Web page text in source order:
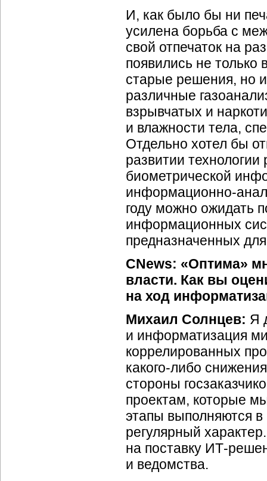
И, как было бы ни
усилена борьба с
свой отпечаток на
появились не только
старые решения, но
различные
взрывчатых и
и влажности тела,
Отдельно хотел бы
развитии
биометрической
информационно-
году можно ожидать
информационных
предназначенных
CNews: «Оптима»
власти. Как вы
на ход
Михаил Солнцев: Я
и информатизация
коррелированных
какого-либо
стороны
проектам, которые
этапы выполняются
регулярный
на поставку ИТ-
и ведомства.